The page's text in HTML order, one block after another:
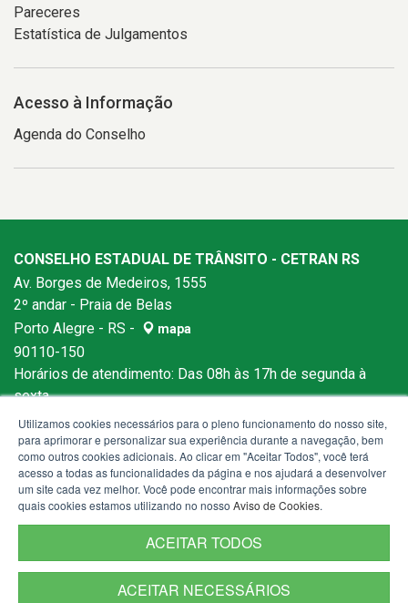
Pareceres
Estatística de Julgamentos
Acesso à Informação
Agenda do Conselho
CONSELHO ESTADUAL DE TRÂNSITO - CETRAN RS
Av. Borges de Medeiros, 1555
2º andar - Praia de Belas
Porto Alegre - RS -
mapa
90110-150
Horários de atendimento: Das 08h às 17h de segunda à
sexta.
Utilizamos cookies necessários para o pleno funcionamento do nosso site,
para aprimorar e personalizar sua experiência durante a navegação, bem
como outros cookies adicionais. Ao clicar em "Aceitar Todos", você terá
acesso a todas as funcionalidades da página e nos ajudará a desenvolver
um site cada vez melhor. Você pode encontrar mais informações sobre
quais cookies estamos utilizando no nosso Aviso de Cookies.
ACEITAR TODOS
ACEITAR NECESSÁRIOS